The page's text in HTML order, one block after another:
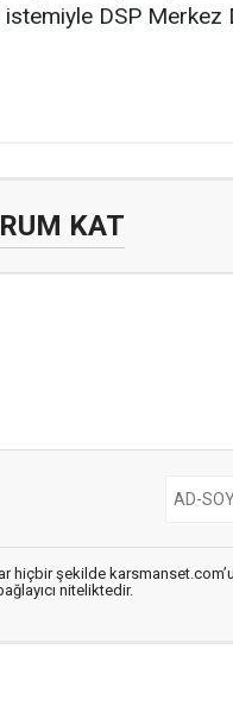
istemiyle DSP
KAT
hiçbir şekilde
niteliktedir.